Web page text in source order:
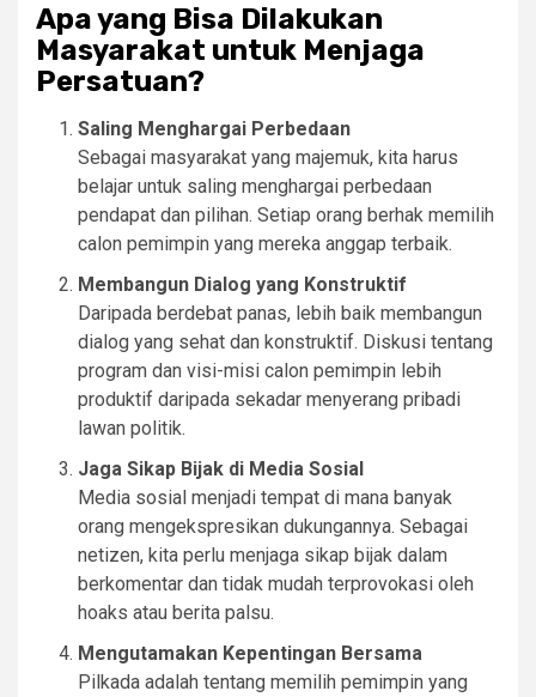
Apa yang Bisa Dilakukan
Masyarakat untuk Menjaga
Persatuan?
Saling Menghargai Perbedaan
Sebagai masyarakat yang majemuk, kita harus
belajar untuk saling menghargai perbedaan
pendapat dan pilihan. Setiap orang berhak memilih
calon pemimpin yang mereka anggap terbaik.
Membangun Dialog yang Konstruktif
Daripada berdebat panas, lebih baik membangun
dialog yang sehat dan konstruktif. Diskusi tentang
program dan visi-misi calon pemimpin lebih
produktif daripada sekadar menyerang pribadi
lawan politik.
Jaga Sikap Bijak di Media Sosial
Media sosial menjadi tempat di mana banyak
orang mengekspresikan dukungannya. Sebagai
netizen, kita perlu menjaga sikap bijak dalam
berkomentar dan tidak mudah terprovokasi oleh
hoaks atau berita palsu.
Mengutamakan Kepentingan Bersama
Pilkada adalah tentang memilih pemimpin yang